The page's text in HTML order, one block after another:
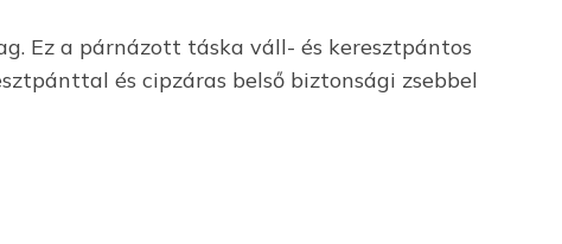
Ez a párnázott táska váll- és keresztpántos
és cipzáras belső biztonsági zsebbel